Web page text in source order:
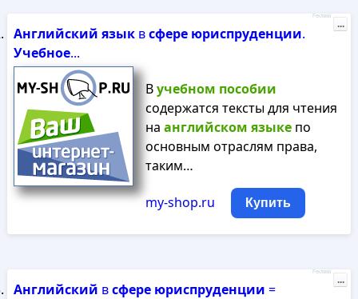
Английский языквсфере юриспруденции.
Учебное...
Вучебном пособии
содержатся тексты для чтения
на английском языкепо
основным отраслям права,
таким…
my-shop.ru Купить
Реклама
...
Английский всфере юриспруденции =
Реклама
...